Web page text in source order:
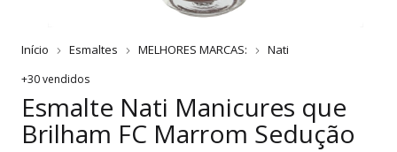
Início Esmaltes MELHORES MARCAS: Nati
+30 vendidos
Esmalte Nati Manicures que
Brilham FC Marrom Sedução